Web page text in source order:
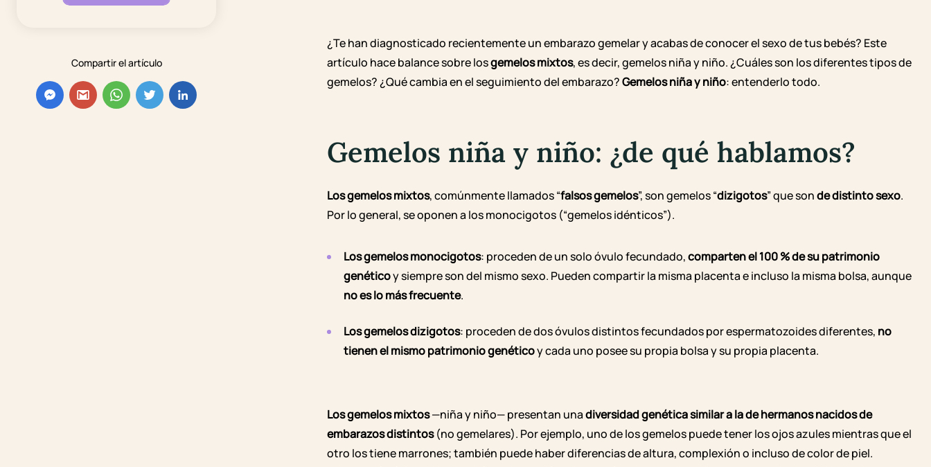
Compartir el artículo
¿Te han diagnosticado recientemente un embarazo gemelar y acabas de conocer el sexo de tus bebés? Este
artículo hace balance sobre losgemelos mixtos, es decir, gemelos niña y niño. ¿Cuáles son los diferentes tipos de
gemelos? ¿Qué cambia en el seguimiento del embarazo?Gemelos niña y niño: entenderlo todo.
Gemelos niña y niño: ¿de qué hablamos?
Los gemelos mixtos, comúnmente llamados “falsos gemelos”, son gemelos “dizigotos” que sonde distinto sexo.
Por lo general, se oponen a los monocigotos (“gemelos idénticos”).
Los gemelos monocigotos: proceden de un solo óvulo fecundado,comparten el 100 % de su patrimonio
genéticoy siempre son del mismo sexo. Pueden compartir la misma placentae incluso la misma bolsa, aunque
no es lo más frecuente.
Los gemelos dizigotos: proceden de dos óvulos distintos fecundados por espermatozoides diferentes, no
tienen el mismo patrimonio genéticoy cada uno posee su propia bolsa y su propia placenta.
Los gemelos mixtos—niña y niño— presentan unadiversidad genética similar a la de hermanos nacidos de
embarazos distintos(no gemelares). Por ejemplo, uno de los gemelos puede tener losojos azulesmientras que el
otro los tiene marrones; también puede haber diferencias de altura, complexión o incluso de color de piel.